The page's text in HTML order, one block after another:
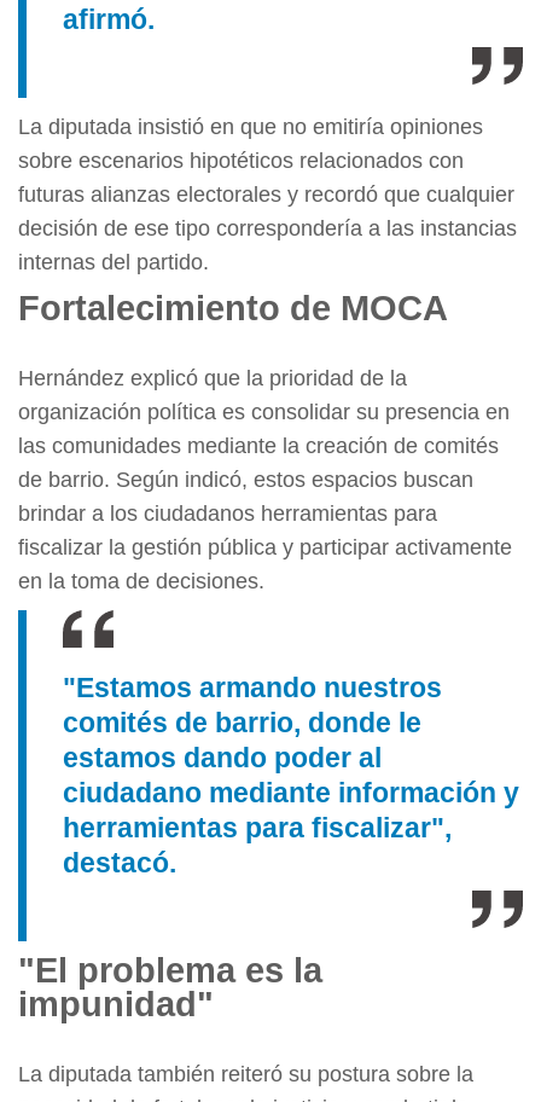
afirmó.
La diputada insistió en que no emitiría opiniones
sobre escenarios hipotéticos relacionados con
futuras alianzas electorales y recordó que cualquier
decisión de ese tipo correspondería a las instancias
internas del partido.
Fortalecimiento de MOCA
Hernández explicó que la prioridad de la
organización política es consolidar su presencia en
las comunidades mediante la creación de comités
de barrio. Según indicó, estos espacios buscan
brindar a los ciudadanos herramientas para
fiscalizar la gestión pública y participar activamente
en la toma de decisiones.
"Estamos armando nuestros
comités de barrio, donde le
estamos dando poder al
ciudadano mediante información y
herramientas para fiscalizar",
destacó.
"El problema es la
impunidad"
La diputada también reiteró su postura sobre la